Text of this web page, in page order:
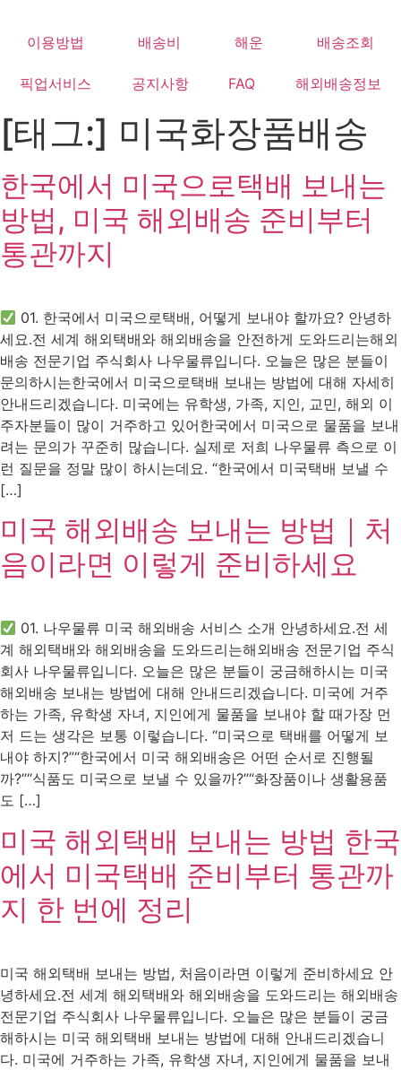
content
이용방법 배송비 해운 배송조회
픽업서비스 공지사항 FAQ 해외배송정보
[태그:] 미국화장품배송
한국에서 미국으로택배 보내는
방법, 미국 해외배송 준비부터
통관까지
01. 한국에서 미국으로택배, 어떻게 보내야 할까요? 안녕하
세요.전 세계 해외택배와 해외배송을 안전하게 도와드리는해외
배송 전문기업 주식회사 나우물류입니다. 오늘은 많은 분들이
문의하시는한국에서 미국으로택배 보내는 방법에 대해 자세히
안내드리겠습니다. 미국에는 유학생, 가족, 지인, 교민, 해외 이
주자분들이 많이 거주하고 있어한국에서 미국으로 물품을 보내
려는 문의가 꾸준히 많습니다. 실제로 저희 나우물류 측으로 이
런 질문을 정말 많이 하시는데요. “한국에서 미국택배 보낼 수
[…]
미국 해외배송 보내는 방법｜처
음이라면 이렇게 준비하세요
01. 나우물류 미국 해외배송 서비스 소개 안녕하세요.전 세
계 해외택배와 해외배송을 도와드리는해외배송 전문기업 주식
회사 나우물류입니다. 오늘은 많은 분들이 궁금해하시는 미국
해외배송 보내는 방법에 대해 안내드리겠습니다. 미국에 거주
하는 가족, 유학생 자녀, 지인에게 물품을 보내야 할 때가장 먼
저 드는 생각은 보통 이렇습니다. “미국으로 택배를 어떻게 보
내야 하지?”“한국에서 미국 해외배송은 어떤 순서로 진행될
까?”“식품도 미국으로 보낼 수 있을까?”“화장품이나 생활용품
도 […]
미국 해외택배 보내는 방법 한국
에서 미국택배 준비부터 통관까
지 한 번에 정리
미국 해외택배 보내는 방법, 처음이라면 이렇게 준비하세요 안
녕하세요.전 세계 해외택배와 해외배송을 도와드리는 해외배송
전문기업 주식회사 나우물류입니다. 오늘은 많은 분들이 궁금
해하시는 미국 해외택배 보내는 방법에 대해 안내드리겠습니
다. 미국에 거주하는 가족, 유학생 자녀, 지인에게 물품을 보내